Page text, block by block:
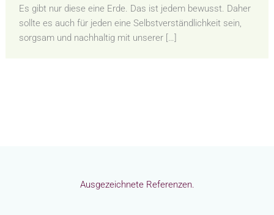
Es gibt nur diese eine Erde. Das ist jedem bewusst. Daher
sollte es auch für jeden eine Selbstverständlichkeit sein,
sorgsam und nachhaltig mit unserer […]
Ausgezeichnete Referenzen.